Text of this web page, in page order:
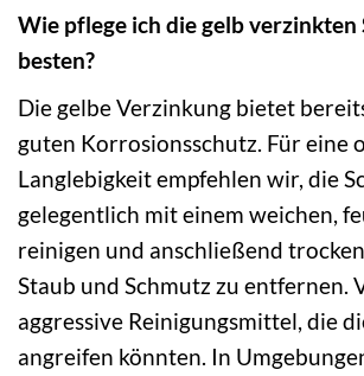
Wie pflege ich die gelb verzinkten
besten?
Die gelbe Verzinkung bietet
guten Korrosionsschutz. Für eine
Langlebigkeit empfehlen wir, die
gelegentlich mit einem weichen,
reinigen und anschließend
Staub und Schmutz zu entfernen.
aggressive Reinigungsmittel, die
angreifen könnten. In